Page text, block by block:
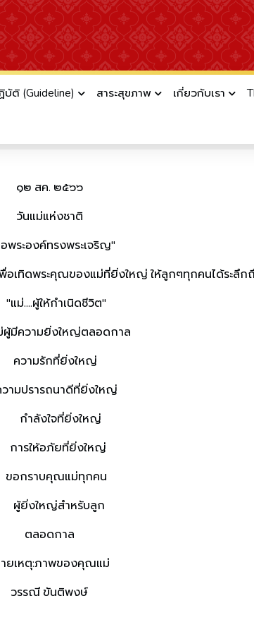
บัติ (Guideline) สาระสุขภาพ เกี่ยวกับเรา
๑๒ สค. ๒๕๖๖
วันแม่แห่งชาติ
พระองค์ทรงพระเจริญ"
อเทิดพระคุณของแม่ที่ยิ่งใหญ่ ให้ลูกๆทุกคนได้ระลึก
"แม่....ผู้ให้กำเนิดชีวิต"
ความยิ่งใหญ่ตลอดกาล
ความรักที่ยิ่งใหญ่
ามปรารถนาดีที่ยิ่งใหญ่
กำลังใจที่ยิ่งใหญ่
การให้อภัยที่ยิ่งใหญ่
ขอกราบคุณแม่ทุกคน
ผู้ยิ่งใหญ่สำหรับลูก
ตลอดกาล
ยเหตุ:ภาพของคุณแม่
วรรณี ขันติพงษ์